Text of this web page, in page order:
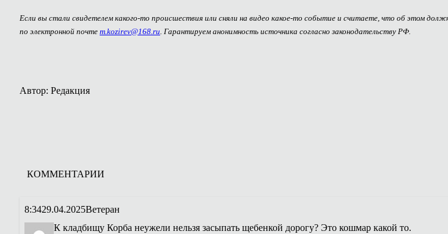
Если вы стали свидетелем какого-то происшествия или сняли на видео какое-то событие и считаете, что об этом
по электронной почте m.kozirev@168.ru. Гарантируем анонимность источника согласно законодательству РФ.
Автор: Редакция
КОММЕНТАРИИ
8:3429.04.2025Ветеран
К кладбищу Корба неужели нельзя засыпать щебенкой дорогу? Это кошмар какой то.